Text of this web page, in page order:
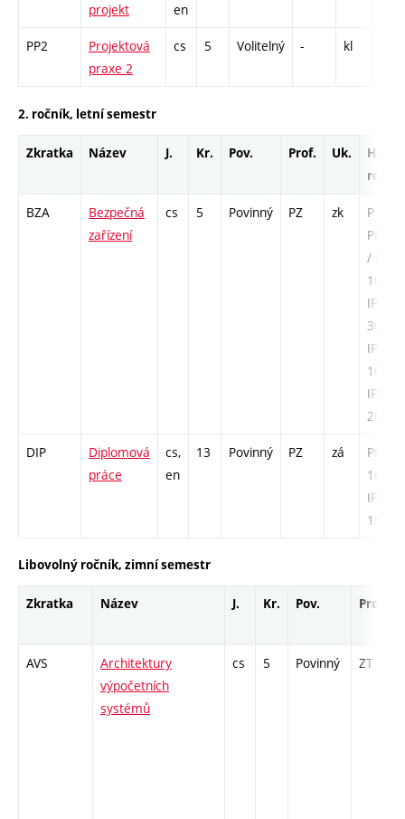
projekt
en
PP2
Projektová
praxe 2
cs 5 Volitelný - kl
2. ročník, letní semestr
Zkratka Název J. Kr. Pov. Prof. Uk.
Hod.
BZA
Bezpečná
zařízení
cs 5 Povinný PZ zk
P - 39
PR -
/ IPPZ
10 /
IPZ -
30 /
IPPR -
10 /
IPP -
26
DIP
Diplomová
práce
cs,
en
13 Povinný PZ zá
PR -
169 /
IPPR -
156
Libovolný ročník, zimní semestr
Zkratka Název J. Kr. Pov. Prof.
AVS
Architektury
výpočetních
systémů
cs 5 Povinný ZT